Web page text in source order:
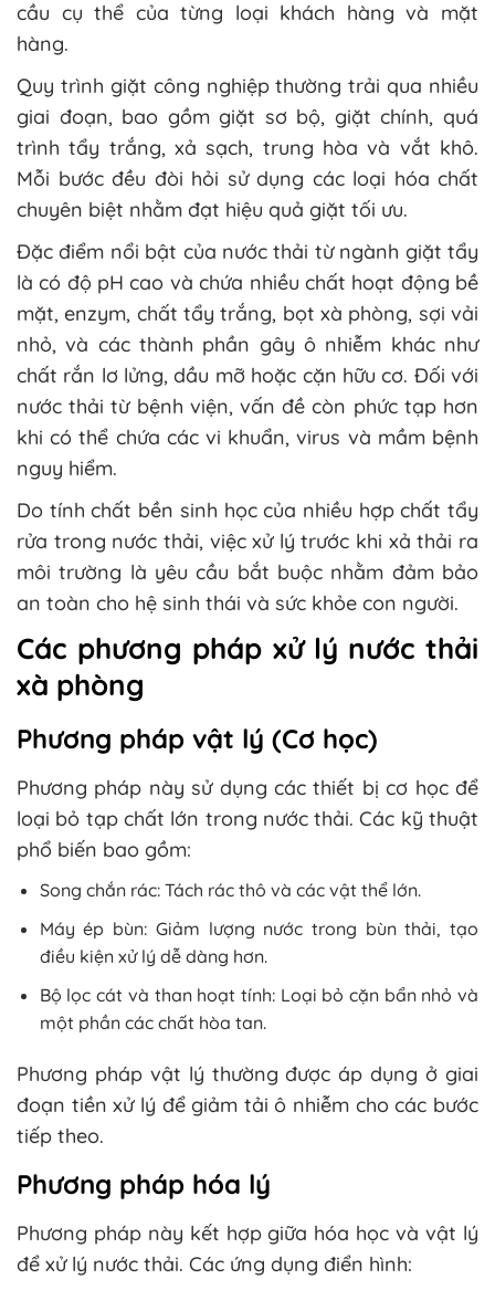
cầu cụ thể của từng loại khách hàng và mặt
hàng.
Quy trình giặt công nghiệp thường trải qua nhiều
giai đoạn, bao gồm giặt sơ bộ, giặt chính, quá
trình tẩy trắng, xả sạch, trung hòa và vắt khô.
Mỗi bước đều đòi hỏi sử dụng các loại hóa chất
chuyên biệt nhằm đạt hiệu quả giặt tối ưu.
Đặc điểm nổi bật của nước thải từ ngành giặt tẩy
là có độ pH cao và chứa nhiều chất hoạt động bề
mặt, enzym, chất tẩy trắng, bọt xà phòng, sợi vải
nhỏ, và các thành phần gây ô nhiễm khác như
chất rắn lơ lửng, dầu mỡ hoặc cặn hữu cơ. Đối với
nước thải từ bệnh viện, vấn đề còn phức tạp hơn
khi có thể chứa các vi khuẩn, virus và mầm bệnh
nguy hiểm.
Do tính chất bền sinh học của nhiều hợp chất tẩy
rửa trong nước thải, việc xử lý trước khi xả thải ra
môi trường là yêu cầu bắt buộc nhằm đảm bảo
an toàn cho hệ sinh thái và sức khỏe con người.
Các phương pháp xử lý nước thải
xà phòng
Phương pháp vật lý (Cơ học)
Phương pháp này sử dụng các thiết bị cơ học để
loại bỏ tạp chất lớn trong nước thải. Các kỹ thuật
phổ biến bao gồm:
Song chắn rác: Tách rác thô và các vật thể lớn.
Máy ép bùn: Giảm lượng nước trong bùn thải, tạo
điều kiện xử lý dễ dàng hơn.
Bộ lọc cát và than hoạt tính: Loại bỏ cặn bẩn nhỏ và
một phần các chất hòa tan.
Phương pháp vật lý thường được áp dụng ở giai
đoạn tiền xử lý để giảm tải ô nhiễm cho các bước
tiếp theo.
Phương pháp hóa lý
Phương pháp này kết hợp giữa hóa học và vật lý
để xử lý nước thải. Các ứng dụng điển hình: